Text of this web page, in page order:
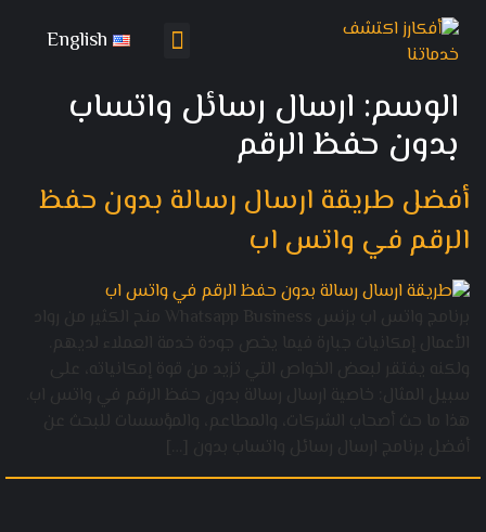
English
الوسم: ارسال رسائل واتساب
بدون حفظ الرقم
أفضل طريقة ارسال رسالة بدون حفظ
الرقم في واتس اب
برنامج واتس اب بزنس Whatsapp Business منح الكثير من رواد
الأعمال إمكانيات جبارة فيما يخص جودة خدمة العملاء لديهم.
ولكنه يفتقر لبعض الخواص التي تزيد من قوة إمكانياته، على
سبيل المثال: خاصية ارسال رسالة بدون حفظ الرقم في واتس اب.
هذا ما حث أصحاب الشركات، والمطاعم، والمؤسسات للبحث عن
أفضل برنامج ارسال رسائل واتساب بدون […]